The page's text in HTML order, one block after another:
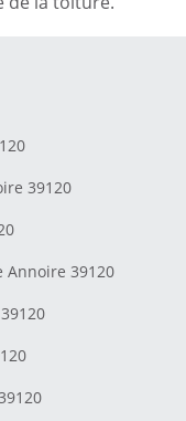
39120
Annoire 39120